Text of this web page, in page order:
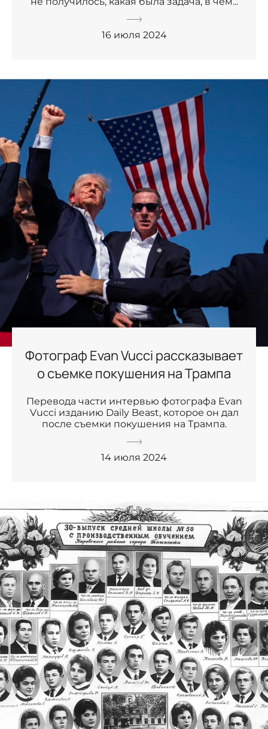
16 июля 2024
Фотограф Evan Vucci рассказывает
о съемке покушения на Трампа
Перевода части интервью фотографа Evan
Vucci изданию Daily Beast, которое он дал
после съемки покушения на Трампа.
14 июля 2024